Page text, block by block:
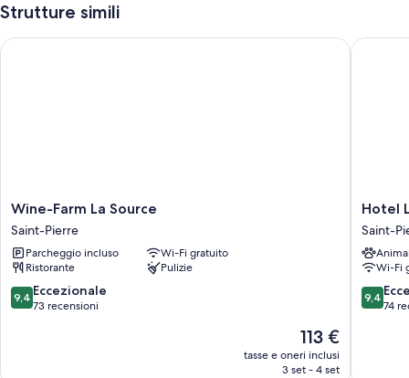
Caratteristiche della camera
Tutte le camere di Saint Pierre dispongono di comodità come l'aria
Strutture simili
Wine-
Farm
La
Source
Saint-
Pierre
Wine-Farm La Source
Saint-Pierre
Parcheggio incluso
Wi-Fi gratuito
Ristorante
Pulizie
9.4
su
9,4 Eccezionale
73 recensioni
Il
prezzo
attuale
113 €
tasse e oneri inclusi
3 set - 4 set
Wine-Farm La Source
Hotel
Lo
Fleye
Saint-
Pierre
Hotel
Saint-
Wi-Fi
9.4
su
9,4
74
Hotel Lo